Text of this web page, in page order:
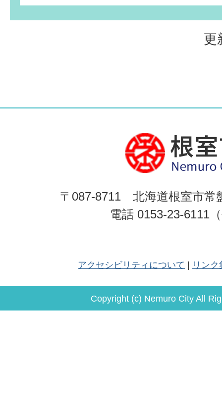
更
〒087-8711 北海道根室市常
電話 0153-23-6111
アクセシビリティについて リンク
Copyright (c) Nemuro City All